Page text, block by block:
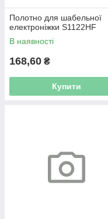
Полотно для шабельної
електроніжки S1122HF
В наявності
168,60 ₴
Купити